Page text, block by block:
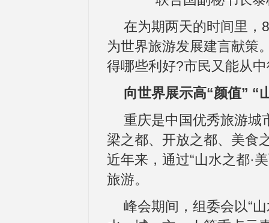
在为期两天的时间里，
为世界旅游发展建言献策
得哪些利好?市民又能从
向世界展示高“颜值” “
重庆是中国优秀旅游城
梁之都、开放之都、美食
近年来，通过“山水之都·
旅游。
峰会期间，组委会以“